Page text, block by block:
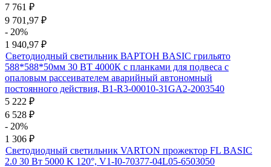
7 761 ₽
9 701,97 ₽
- 20%
1 940,97 ₽
Светодиодный светильник ВАРТОН BASIC грильято
588*588*50мм 30 ВТ 4000К с планками для подвеса с
опаловым рассеивателем аварийный автономный
постоянного действия, B1-R3-00010-31GA2-2003540
5 222 ₽
6 528 ₽
- 20%
1 306 ₽
Светодиодный светильник VARTON прожектор FL BASIC
2.0 30 Вт 5000 K 120°, V1-I0-70377-04L05-6503050